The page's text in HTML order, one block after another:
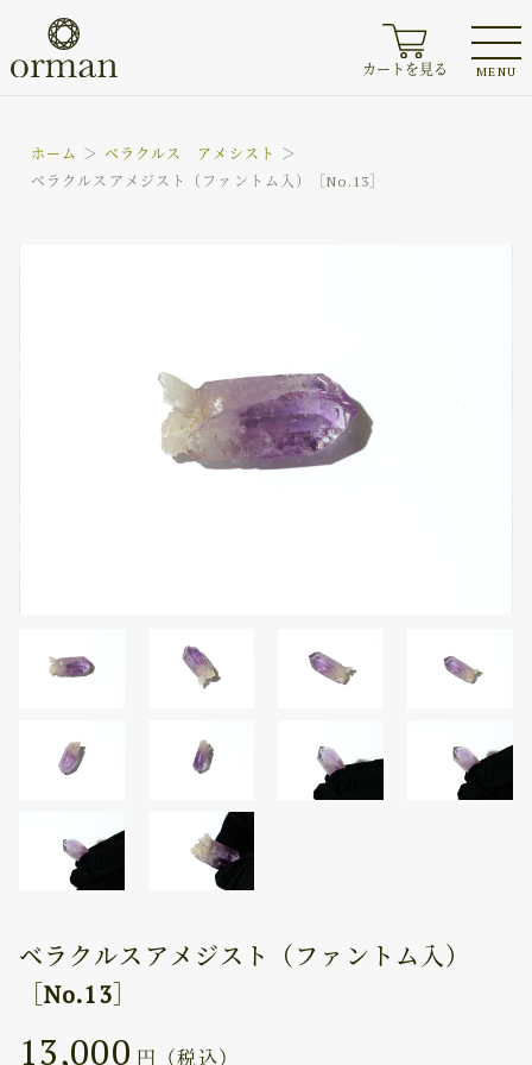
カートを見る MENU
ホーム
ベラクルス アメシスト
ベラクルスアメジスト（ファントム入）［No.13］
ベラクルスアメジスト（ファントム入）
［No.13］
13,000 円（税込）